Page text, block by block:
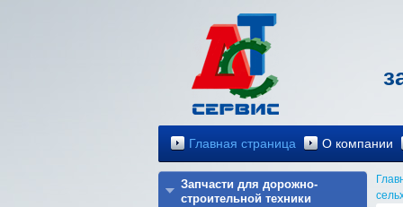
Главная страница О компании
Запчасти для дорожно-
строительной техники